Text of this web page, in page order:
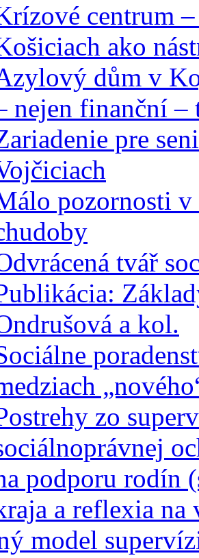
centrum
ako
dům v
nejen finanční –
pre
pozornosti
tvář
a kol.
zo
podporu rodín
a reflexia
model